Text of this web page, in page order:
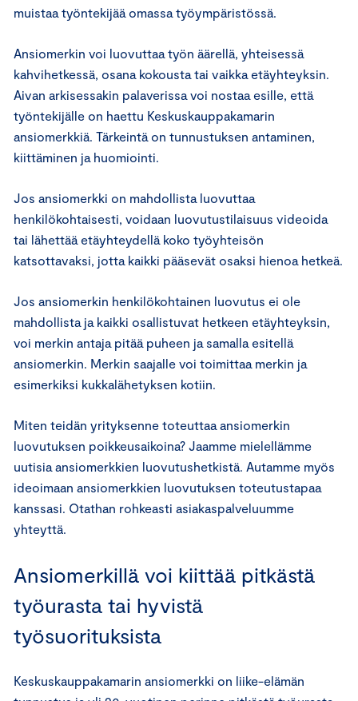
muistaa työntekijää omassa työympäristössä.
Ansiomerkin voi luovuttaa työn äärellä, yhteisessä
kahvihetkessä, osana kokousta tai vaikka etäyhteyksin.
Aivan arkisessakin palaverissa voi nostaa esille, että
työntekijälle on haettu Keskuskauppakamarin
ansiomerkkiä. Tärkeintä on tunnustuksen antaminen,
kiittäminen ja huomiointi.
Jos ansiomerkki on mahdollista luovuttaa
henkilökohtaisesti, voidaan luovutustilaisuus videoida
tai lähettää etäyhteydellä koko työyhteisön
katsottavaksi, jotta kaikki pääsevät osaksi hienoa hetkeä.
Jos ansiomerkin henkilökohtainen luovutus ei ole
mahdollista ja kaikki osallistuvat hetkeen etäyhteyksin,
voi merkin antaja pitää puheen ja samalla esitellä
ansiomerkin. Merkin saajalle voi toimittaa merkin ja
esimerkiksi kukkalähetyksen kotiin.
Miten teidän yrityksenne toteuttaa ansiomerkin
luovutuksen poikkeusaikoina? Jaamme mielellämme
uutisia ansiomerkkien luovutushetkistä. Autamme myös
ideoimaan ansiomerkkien luovutuksen toteutustapaa
kanssasi. Otathan rohkeasti asiakaspalveluumme
yhteyttä.
Ansiomerkillä voi kiittää pitkästä
työurasta tai hyvistä
työsuorituksista
Keskuskauppakamarin ansiomerkki on liike-elämän